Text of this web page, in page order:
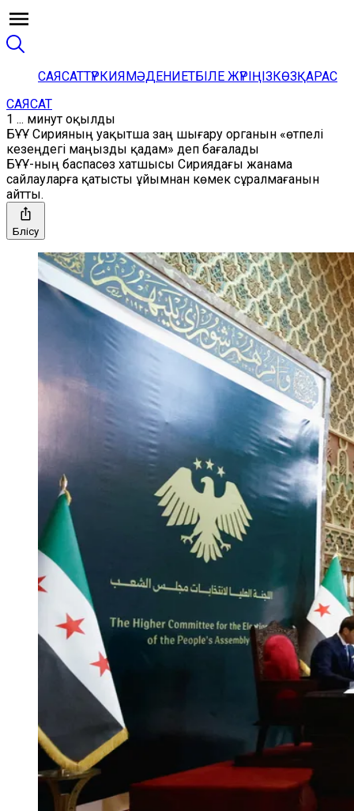
САЯСАТТҮРКИЯМӘДЕНИЕТБІЛЕ ЖҮРІҢІЗКӨЗҚАРАС
САЯСАТ
1 ... минут оқылды
БҰҰ Сирияның уақытша заң шығару органын «өтпелі
кезеңдегі маңызды қадам» деп бағалады
БҰҰ-ның баспасөз хатшысы Сириядағы жанама
сайлауларға қатысты ұйымнан көмек сұралмағанын
айтты.
Бөлісу